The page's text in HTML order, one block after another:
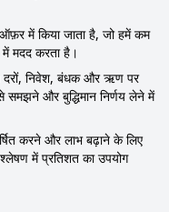
में किया जाता है, जो हमें कम
में मदद करता है।
दरों, निवेश, बंधक और ऋण पर
समझने और बुद्धिमान निर्णय लेने में
करने और लाभ बढ़ाने के लिए
में प्रतिशत का उपयोग